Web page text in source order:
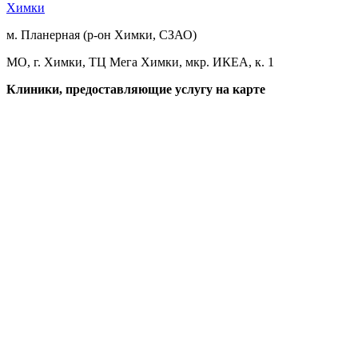
Химки
м. Планерная (р-он Химки, СЗАО)
МО, г. Химки, ТЦ Мега Химки, мкр. ИКЕА, к. 1
Клиники, предоставляющие услугу на карте